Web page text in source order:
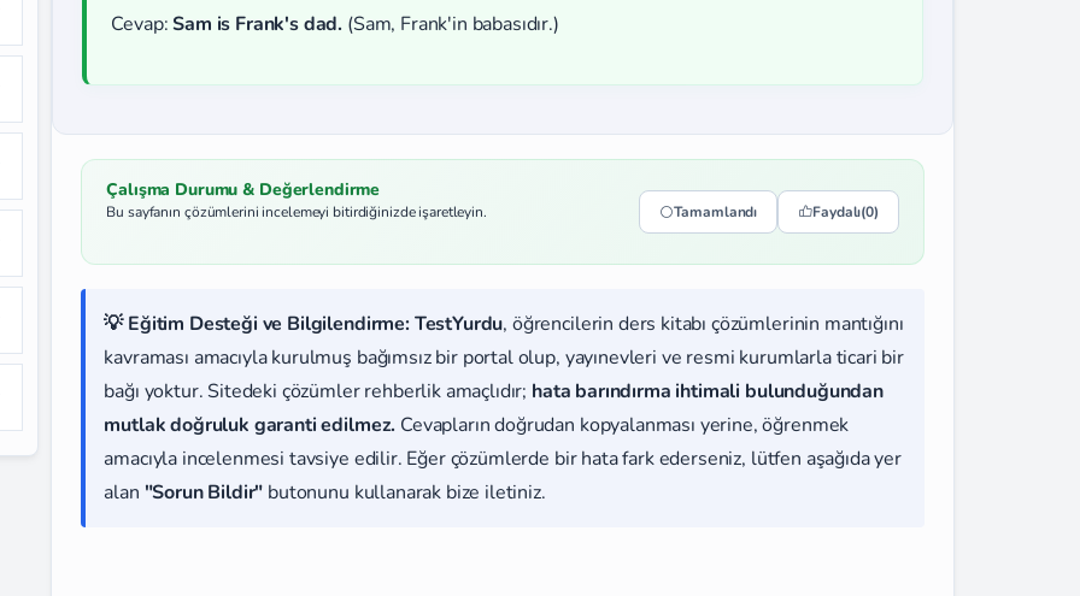
Cevap:Sam is Frank's dad. (Sam, Frank'in babasıdır.)
Çalışma Durumu & Değerlendirme
Bu sayfanın çözümlerini incelemeyi bitirdiğinizde işaretleyin. Tamamlandı Faydalı(0)
💡 Eğitim Desteği ve Bilgilendirme:TestYurdu, öğrencilerin ders kitabı çözümlerinin mantığını
kavraması amacıyla kurulmuş bağımsız bir portal olup, yayınevleri ve resmi kurumlarla ticari bir
bağı yoktur. Sitedeki çözümler rehberlik amaçlıdır; hata barındırma ihtimali bulunduğundan
mutlak doğruluk garanti edilmez. Cevapların doğrudan kopyalanması yerine, öğrenmek
amacıyla incelenmesi tavsiye edilir. Eğer çözümlerde bir hata fark ederseniz, lütfen aşağıda yer
alan "Sorun Bildir" butonunu kullanarak bize iletiniz.